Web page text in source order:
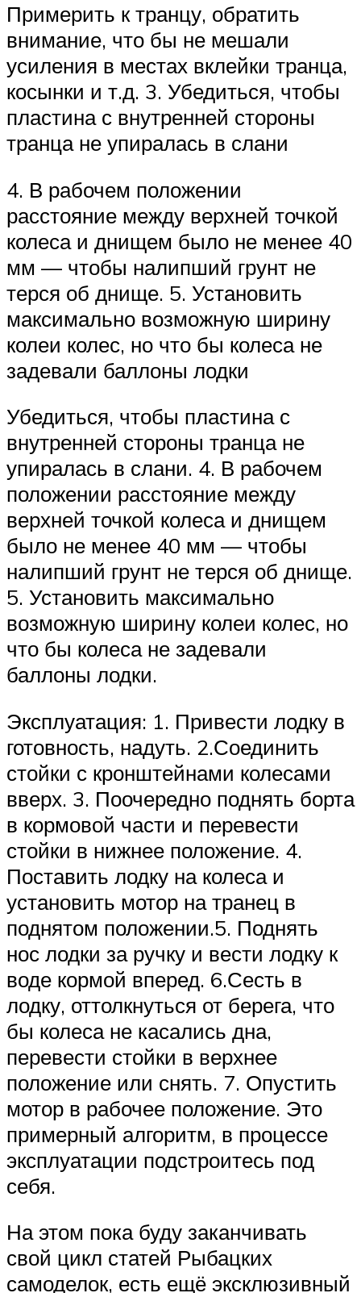
Примерить к транцу, обратить
внимание, что бы не мешали
усиления в местах вклейки транца,
косынки и т.д. 3. Убедиться, чтобы
пластина с внутренней стороны
транца не упиралась в слани
4. В рабочем положении
расстояние между верхней точкой
колеса и днищем было не менее 40
мм — чтобы налипший грунт не
терся об днище. 5. Установить
максимально возможную ширину
колеи колес, но что бы колеса не
задевали баллоны лодки
Убедиться, чтобы пластина с
внутренней стороны транца не
упиралась в слани. 4. В рабочем
положении расстояние между
верхней точкой колеса и днищем
было не менее 40 мм — чтобы
налипший грунт не терся об днище.
5. Установить максимально
возможную ширину колеи колес, но
что бы колеса не задевали
баллоны лодки.
Эксплуатация: 1. Привести лодку в
готовность, надуть. 2.Соединить
стойки с кронштейнами колесами
вверх. 3. Поочередно поднять борта
в кормовой части и перевести
стойки в нижнее положение. 4.
Поставить лодку на колеса и
установить мотор на транец в
поднятом положении.5. Поднять
нос лодки за ручку и вести лодку к
воде кормой вперед. 6.Сесть в
лодку, оттолкнуться от берега, что
бы колеса не касались дна,
перевести стойки в верхнее
положение или снять. 7. Опустить
мотор в рабочее положение. Это
примерный алгоритм, в процессе
эксплуатации подстроитесь под
себя.
На этом пока буду заканчивать
свой цикл статей Рыбацких
самоделок, есть ещё эксклюзивный